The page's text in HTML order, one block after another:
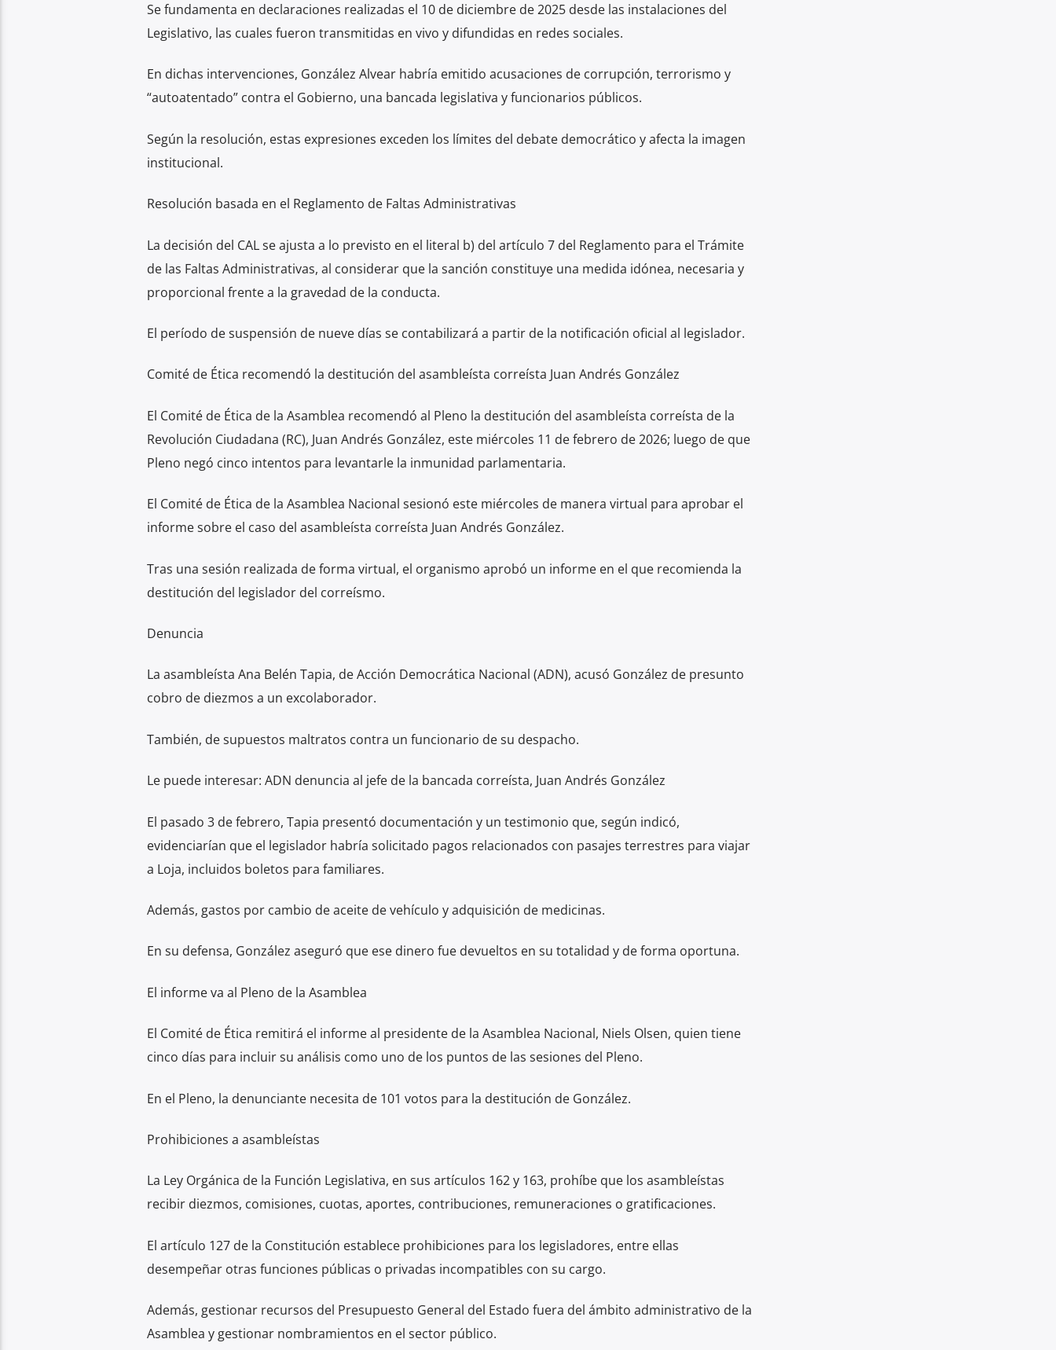
Se fundamenta en declaraciones realizadas el 10 de diciembre de 2025 desde las instalaciones del
Legislativo, las cuales fueron transmitidas en vivo y difundidas en redes sociales.
En dichas intervenciones, González Alvear habría emitido acusaciones de corrupción, terrorismo y
“autoatentado” contra el Gobierno, una bancada legislativa y funcionarios públicos.
Según la resolución, estas expresiones exceden los límites del debate democrático y afecta la imagen
institucional.
Resolución basada en el Reglamento de Faltas Administrativas
La decisión del CAL se ajusta a lo previsto en el literal b) del artículo 7 del Reglamento para el Trámite
de las Faltas Administrativas, al considerar que la sanción constituye una medida idónea, necesaria y
proporcional frente a la gravedad de la conducta.
El período de suspensión de nueve días se contabilizará a partir de la notificación oficial al legislador.
Comité de Ética recomendó la destitución del asambleísta correísta Juan Andrés González
El Comité de Ética de la Asamblea recomendó al Pleno la destitución del asambleísta correísta de la
Revolución Ciudadana (RC), Juan Andrés González, este miércoles 11 de febrero de 2026; luego de que
Pleno negó cinco intentos para levantarle la inmunidad parlamentaria.
El Comité de Ética de la Asamblea Nacional sesionó este miércoles de manera virtual para aprobar el
informe sobre el caso del asambleísta correísta Juan Andrés González.
Tras una sesión realizada de forma virtual, el organismo aprobó un informe en el que recomienda la
destitución del legislador del correísmo.
Denuncia
La asambleísta Ana Belén Tapia, de Acción Democrática Nacional (ADN), acusó González de presunto
cobro de diezmos a un excolaborador.
También, de supuestos maltratos contra un funcionario de su despacho.
Le puede interesar: ADN denuncia al jefe de la bancada correísta, Juan Andrés González
El pasado 3 de febrero, Tapia presentó documentación y un testimonio que, según indicó,
evidenciarían que el legislador habría solicitado pagos relacionados con pasajes terrestres para viajar
a Loja, incluidos boletos para familiares.
Además, gastos por cambio de aceite de vehículo y adquisición de medicinas.
En su defensa, González aseguró que ese dinero fue devueltos en su totalidad y de forma oportuna.
El informe va al Pleno de la Asamblea
El Comité de Ética remitirá el informe al presidente de la Asamblea Nacional, Niels Olsen, quien tiene
cinco días para incluir su análisis como uno de los puntos de las sesiones del Pleno.
En el Pleno, la denunciante necesita de 101 votos para la destitución de González.
Prohibiciones a asambleístas
La Ley Orgánica de la Función Legislativa, en sus artículos 162 y 163, prohíbe que los asambleístas
recibir diezmos, comisiones, cuotas, aportes, contribuciones, remuneraciones o gratificaciones.
El artículo 127 de la Constitución establece prohibiciones para los legisladores, entre ellas
desempeñar otras funciones públicas o privadas incompatibles con su cargo.
Además, gestionar recursos del Presupuesto General del Estado fuera del ámbito administrativo de la
Asamblea y gestionar nombramientos en el sector público.